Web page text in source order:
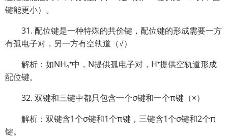
键能更小）。
31. 配位键是一种特殊的共价键，配位键的形成需要一方
有孤电子对，另一方有空轨道（√）
解析：如NH₄⁺中，N提供孤电子对，H⁺提供空轨道形成
配位键。
32. 双键和三键中都只包含一个σ键和一个π键（×）
解析：双键含1个σ键和1个π键，三键含1个σ键和2个π
键。